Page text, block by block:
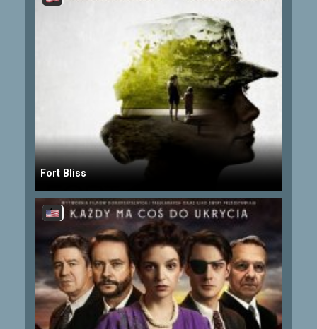
Fort Bliss